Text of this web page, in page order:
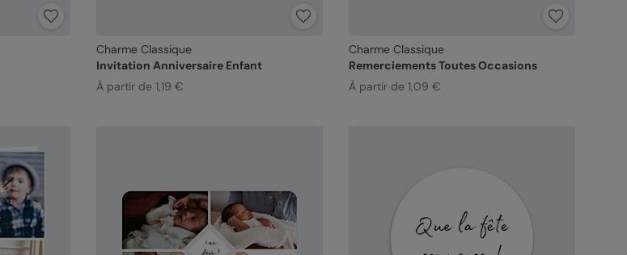
Charme Classique
Invitation Anniversaire Enfant
À partir de 1,19 €
Charme Classique
Remerciements Toutes Occasions
À partir de 1,09 €